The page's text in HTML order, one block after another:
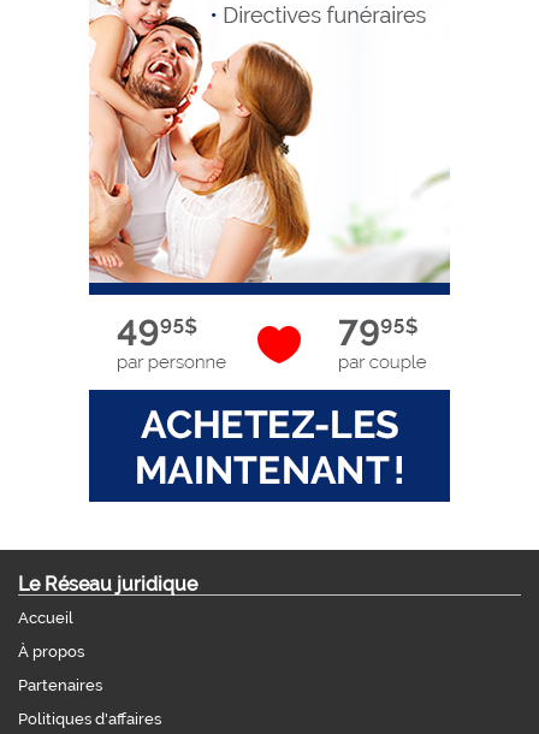
Le Réseau juridique
Accueil
À propos
Partenaires
Politiques d'affaires